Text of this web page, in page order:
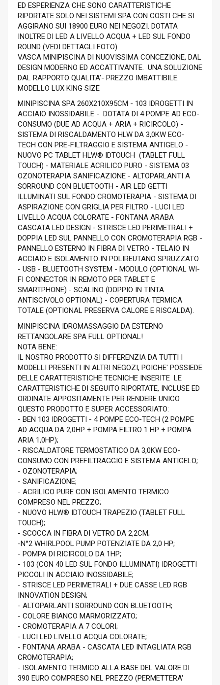
ED ESPERIENZA CHE SONO CARATTERISTICHE
RIPORTATE SOLO NEI SISTEMI SPA CON COSTI CHE SI
AGGIRANO SUI 18900 EURO NEI NEGOZI. DOTATA
INOLTRE DI LED A LIVELLO ACQUA + LED SUL FONDO
ROUND (VEDI DETTAGLI FOTO).
VASCA MINIPISCINA DI NUOVISSIMA CONCEZIONE, DAL
DESIGN MODERNO ED ACCATTIVANTE. UNA SOLUZIONE
DAL RAPPORTO QUALITA'- PREZZO IMBATTIBILE.
MODELLO LUX KING SIZE
MINIPISCINA SPA 260X210X95CM - 103 IDROGETTI IN
ACCIAIO INOSSIDABILE - DOTATA DI 4 POMPE AD ECO-
CONSUMO (DUE AD ACQUA + ARIA + RICIRCOLO) -
SISTEMA DI RISCALDAMENTO HLW DA 3,0KW ECO-
TECH CON PRE-FILTRAGGIO E SISTEMA ANTIGELO -
NUOVO PC TABLET HLW® IDTOUCH (TABLET FULL
TOUCH) - MATERIALE ACRILICO PURO - SISTEMA 03
OZONOTERAPIA SANIFICAZIONE - ALTOPARLANTI A
SORROUND CON BLUETOOTH - AIR LED GETTI
ILLUMINATI SUL FONDO CROMOTERAPIA - SISTEMA DI
ASPIRAZIONE CON GRIGLIA PER FILTRO - LUCI LED
LIVELLO ACQUA COLORATE - FONTANA ARABA
CASCATA LED DESIGN - STRISCE LED PERIMETRALI +
DOPPIA LED SUL PANNELLO CON CROMOTERAPIA RGB -
PANNELLO ESTERNO IN FIBRA DI VETRO - TELAIO IN
ACCIAIO E ISOLAMENTO IN POLIREUTANO SPRUZZATO
- USB - BLUETOOTH SYSTEM - MODULO (OPTIONAL WI-
FI CONNECTOR IN REMOTO PER TABLET E
SMARTPHONE) - SCALINO (DOPPIO IN TINTA
ANTISCIVOLO OPTIONAL) - COPERTURA TERMICA
TOTALE (OPTIONAL PRESERVA CALORE E RISCALDA).
MINIPISCINA IDROMASSAGGIO DA ESTERNO
RETTANGOLARE SPA FULL OPTIONAL!
NOTA BENE:
IL NOSTRO PRODOTTO SI DIFFERENZIA DA TUTTI I
MODELLI PRESENTI IN ALTRI NEGOZI, POICHE' POSSIEDE
DELLE CARATTERISTICHE TECNICHE INSERITE LE
CARATTERISTICHE DI SEGUITO RIPORTATE, INCLUSE ED
ORDINATE APPOSITAMENTE PER RENDERE UNICO
QUESTO PRODOTTO E SUPER ACCESSORIATO:
- BEN 103 IDROGETTI - 4 POMPE ECO-TECH (2 POMPE
AD ACQUA DA 2,0HP + POMPA FILTRO 1 HP + POMPA
ARIA 1,0HP);
- RISCALDATORE TERMOSTATICO DA 3,0KW ECO-
CONSUMO CON PREFILTRAGGIO E SISTEMA ANTIGELO;
- OZONOTERAPIA;
- SANIFICAZIONE;
- ACRILICO PURE CON ISOLAMENTO TERMICO
COMPRESO NEL PREZZO;
- NUOVO HLW® IDTOUCH TRAPEZIO (TABLET FULL
TOUCH);
- SCOCCA IN FIBRA DI VETRO DA 2,2CM;
-N°2 WHIRLPOOL PUMP POTENZIATE DA 2,0 HP;
- POMPA DI RICIRCOLO DA 1HP;
- 103 (CON 40 LED SUL FONDO ILLUMINATI) IDROGETTI
PICCOLI IN ACCIAIO INOSSIDABILE;
- STRISCE LED PERIMETRALI + DUE CASSE LED RGB
INNOVATION DESIGN;
- ALTOPARLANTI SORROUND CON BLUETOOTH;
- COLORE BIANCO MARMORIZZATO;
- CROMOTERAPIA A 7 COLORI;
- LUCI LED LIVELLO ACQUA COLORATE;
- FONTANA ARABA - CASCATA LED INTAGLIATA RGB
CROMOTERAPIA;
- ISOLAMENTO TERMICO ALLA BASE DEL VALORE DI
390 EURO COMPRESO NEL PREZZO (PERMETTERA'